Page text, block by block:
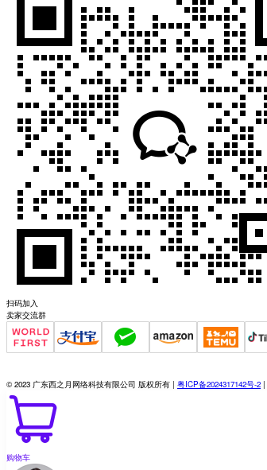
扫码加入
卖家交流群
© 2023 广东西之月网络科技有限公司 版权所有 | 粤ICP备2024317142号-2 |
购物车